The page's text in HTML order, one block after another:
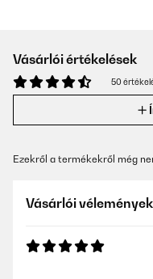
Vásárlói értékelések
50
Ezekről a termékekről még
Vásárlói